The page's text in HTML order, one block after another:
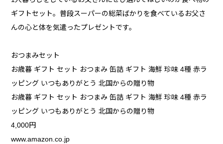
ギフトセット。普段スーパーの総菜ばかりを食べているお父さ
んの心と体を気遣ったプレゼントです。
おつまみセット
お歳暮 ギフト セット おつまみ 缶詰 ギフト 海鮮 珍味 4種 赤ラ
ッピング いつもありがとう 北国からの贈り物
お歳暮 ギフト セット おつまみ 缶詰 ギフト 海鮮 珍味 4種 赤ラ
ッピング いつもありがとう 北国からの贈り物
4,000円
www.amazon.co.jp